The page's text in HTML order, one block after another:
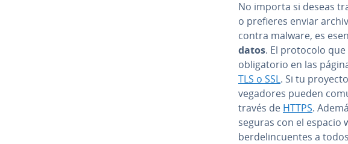
No importa si deseas
o prefieres enviar
contra malware, es
datos. El protocolo que
obli­ga­to­rio en las
TLS o SSL. Si tu
ve­ga­do­res pueden
través de HTTPS.
seguras con el espacio
be­r­de­li­n­cue­n­tes a